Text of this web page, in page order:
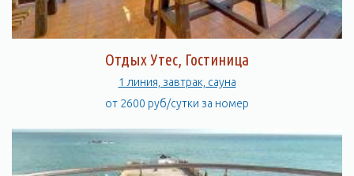
Отдых Утес, Гостиница
1 линия, завтрак, сауна
от 2600 руб/сутки за номер